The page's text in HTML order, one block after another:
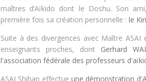
maîtres d’Aïkido dont le Doshu. Son
première fois sa création personnelle : le
Suite à des divergences avec Maître
enseignants proches, dont Gerhard
l'association fédérale des professeurs
ASAI Shihan effectue une démonstration